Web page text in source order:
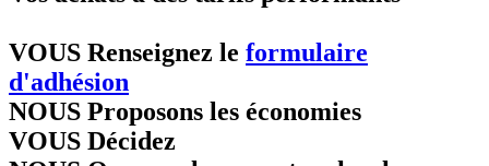
VOUS Renseignez le formulaire
d'adhésion
NOUS Proposons les économies
VOUS Décidez